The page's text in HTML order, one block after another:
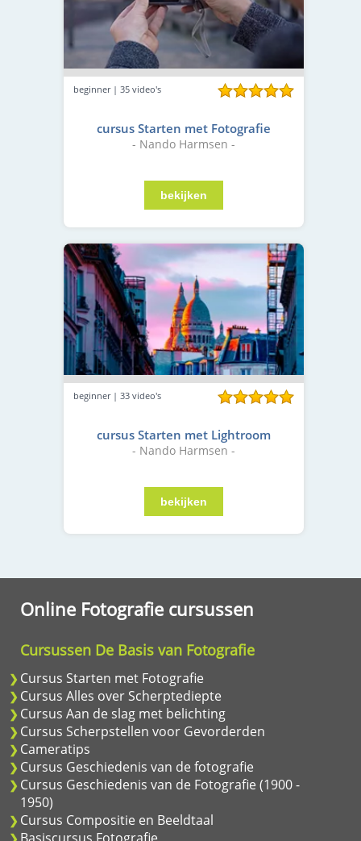
beginner | 35 video's
cursus Starten met Fotografie
- Nando Harmsen -
beginner | 33 video's
cursus Starten met Lightroom
- Nando Harmsen -
Online Fotografie cursussen
Cursussen De Basis van Fotografie
Cursus Starten met Fotografie
Cursus Alles over Scherptediepte
Cursus Aan de slag met belichting
Cursus Scherpstellen voor Gevorderden
Cameratips
Cursus Geschiedenis van de fotografie
Cursus Geschiedenis van de Fotografie (1900 -
1950)
Cursus Compositie en Beeldtaal